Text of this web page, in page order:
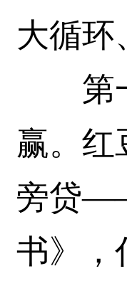
大循环
第一
赢。红
旁贷
书》，